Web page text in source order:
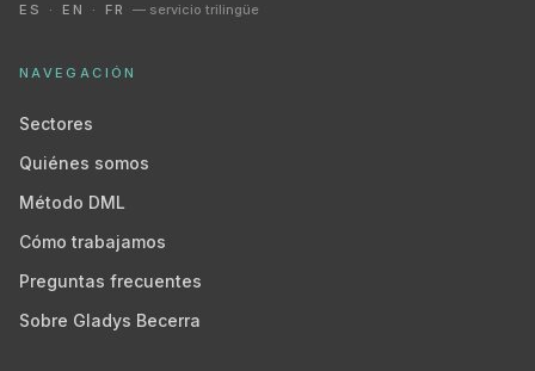
ES · EN · FR— servicio trilingüe
NAVEGACIÓN
Sectores
Quiénes somos
Método DML
Cómo trabajamos
Preguntas frecuentes
Sobre Gladys Becerra